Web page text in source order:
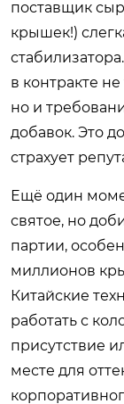
поставщик
крышек!)
в контракте
но и
добавок. Это
страхует
Ещё один
святое, но
партии,
миллионов
Китайские
работать с
присутствие
месте для